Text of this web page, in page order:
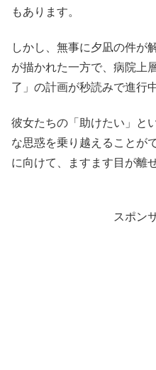
もあります。
しかし、無事に夕凪の件が
が描かれた一方で、病院上
了」の計画が秒読みで進行
彼女たちの「助けたい」と
な思惑を乗り越えることが
に向けて、ますます目が離
スポン